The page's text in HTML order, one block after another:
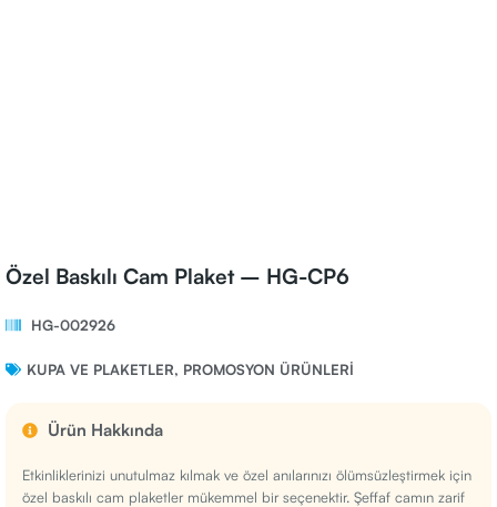
Özel Baskılı Cam Plaket – HG-CP6
HG-002926
KUPA VE PLAKETLER, PROMOSYON ÜRÜNLERI
Ürün Hakkında
Etkinliklerinizi unutulmaz kılmak ve özel anılarınızı ölümsüzleştirmek için
özel baskılı cam plaketler mükemmel bir seçenektir. Şeffaf camın zarif